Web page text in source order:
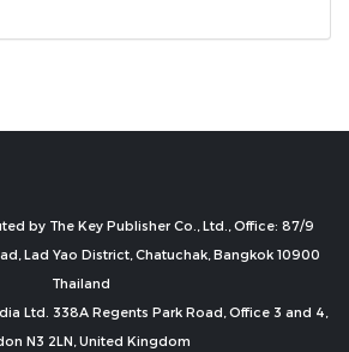
by The Key Publisher Co., Ltd., Office: 87/9
Lad Yao District, Chatuchak, Bangkok 10900
Thailand
Ltd. 338A Regents Park Road, Office 3 and 4,
N3 2LN, United Kingdom